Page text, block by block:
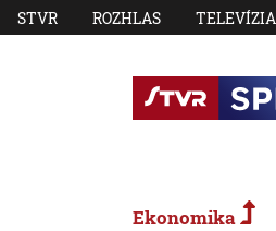
STVR ROZHLAS TELEVÍZIA
Ekonomika